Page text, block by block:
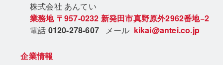
株式会社 あんてい
業務地 〒957-0232 新発田市真野原外2962番地−2
電話 0120-278-607 メール kikai@antei.co.jp
企業情報